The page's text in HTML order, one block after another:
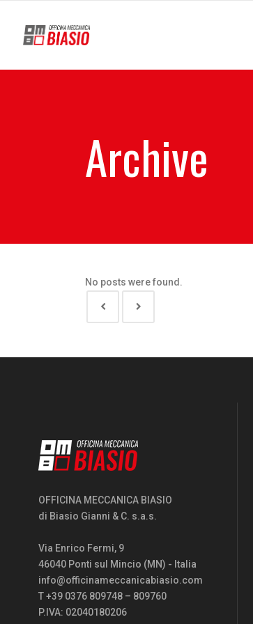
Archive
No posts were found.
OFFICINA MECCANICA BIASIO
di Biasio Gianni & C. s.a.s.
Via Enrico Fermi, 9
46040 Ponti sul Mincio (MN) - Italia
info@officinameccanicabiasio.com
T +39 0376 809748 – 809760
P.IVA: 02040180206